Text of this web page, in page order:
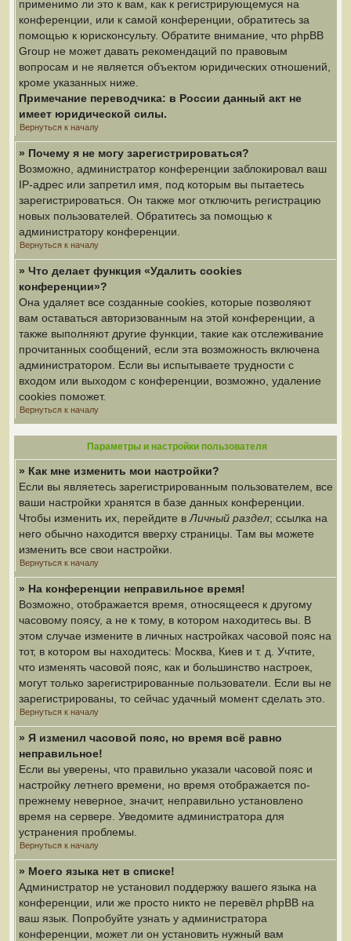
применимо ли это к вам, как к регистрирующемуся на
конференции, или к самой конференции, обратитесь за
помощью к юрисконсульту. Обратите внимание, что phpBB
Group не может давать рекомендаций по правовым
вопросам и не является объектом юридических отношений,
кроме указанных ниже.
Примечание переводчика: в России данный акт не
имеет юридической силы.
Вернуться к началу
» Почему я не могу зарегистрироваться?
Возможно, администратор конференции заблокировал ваш
IP-адрес или запретил имя, под которым вы пытаетесь
зарегистрироваться. Он также мог отключить регистрацию
новых пользователей. Обратитесь за помощью к
администратору конференции.
Вернуться к началу
» Что делает функция «Удалить cookies
конференции»?
Она удаляет все созданные cookies, которые позволяют
вам оставаться авторизованным на этой конференции, а
также выполняют другие функции, такие как отслеживание
прочитанных сообщений, если эта возможность включена
администратором. Если вы испытываете трудности с
входом или выходом с конференции, возможно, удаление
cookies поможет.
Вернуться к началу
Параметры и настройки пользователя
» Как мне изменить мои настройки?
Если вы являетесь зарегистрированным пользователем, все
ваши настройки хранятся в базе данных конференции.
Чтобы изменить их, перейдите в Личный раздел; ссылка на
него обычно находится вверху страницы. Там вы можете
изменить все свои настройки.
Вернуться к началу
» На конференции неправильное время!
Возможно, отображается время, относящееся к другому
часовому поясу, а не к тому, в котором находитесь вы. В
этом случае измените в личных настройках часовой пояс на
тот, в котором вы находитесь: Москва, Киев и т. д. Учтите,
что изменять часовой пояс, как и большинство настроек,
могут только зарегистрированные пользователи. Если вы не
зарегистрированы, то сейчас удачный момент сделать это.
Вернуться к началу
» Я изменил часовой пояс, но время всё равно
неправильное!
Если вы уверены, что правильно указали часовой пояс и
настройку летнего времени, но время отображается по-
прежнему неверное, значит, неправильно установлено
время на сервере. Уведомите администратора для
устранения проблемы.
Вернуться к началу
» Моего языка нет в списке!
Администратор не установил поддержку вашего языка на
конференции, или же просто никто не перевёл phpBB на
ваш язык. Попробуйте узнать у администратора
конференции, может ли он установить нужный вам